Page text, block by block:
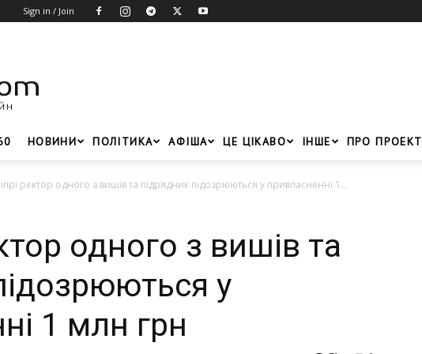
Sign in / Join
НОВИНИ ПОЛІТИКА АФІША ЦЕ ЦІКАВО ІНШЕ ПРО ПРОЕКТ
ректор одного з вишів та підрядник підозрюються у привласненні 1...
одного з вишів та
у
1 млн грн